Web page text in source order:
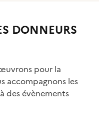
DONNEURS
pour la
accompagnons les
des évènements